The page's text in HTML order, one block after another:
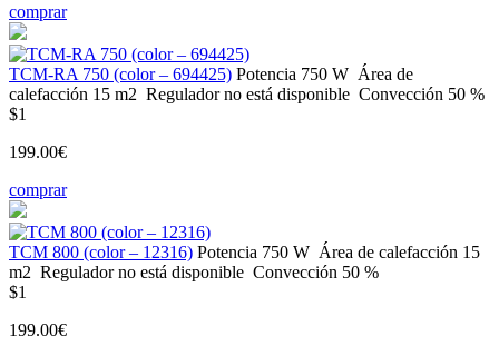
comprar
ТСМ-RA 750 (color – 694425) Potencia 750 W Área de
calefacción 15 m2 Regulador no está disponible Convección 50 %
$1
199.00€
comprar
ТСМ 800 (color – 12316) Potencia 750 W Área de calefacción 15
m2 Regulador no está disponible Convección 50 %
$1
199.00€